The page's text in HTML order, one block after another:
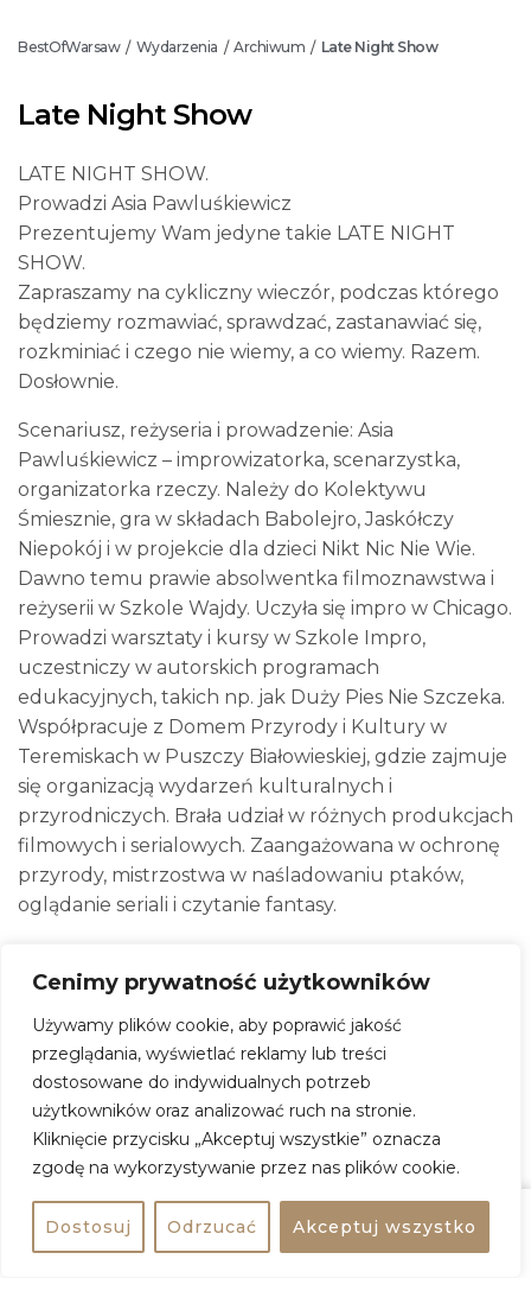
Cenimy prywatność użytkowników
Używamy plików cookie, aby poprawić jakość
przeglądania, wyświetlać reklamy lub treści
dostosowane do indywidualnych potrzeb
użytkowników oraz analizować ruch na stronie.
Kliknięcie przycisku „Akceptuj wszystkie” oznacza
zgodę na wykorzystywanie przez nas plików cookie.
Dostosuj Odrzucać Akceptuj wszystko
BestOfWarsaw / Wydarzenia / Archiwum / Late Night Show
Late Night Show
LATE NIGHT SHOW.
Prowadzi Asia Pawluśkiewicz
Prezentujemy Wam jedyne takie LATE NIGHT
SHOW.
Zapraszamy na cykliczny wieczór, podczas którego
będziemy rozmawiać, sprawdzać, zastanawiać się,
rozkminiać i czego nie wiemy, a co wiemy. Razem.
Dosłownie.
Scenariusz, reżyseria i prowadzenie: Asia
Pawluśkiewicz – improwizatorka, scenarzystka,
organizatorka rzeczy. Należy do Kolektywu
Śmiesznie, gra w składach Babolejro, Jaskółczy
Niepokój i w projekcie dla dzieci Nikt Nic Nie Wie.
Dawno temu prawie absolwentka filmoznawstwa i
reżyserii w Szkole Wajdy. Uczyła się impro w Chicago.
Prowadzi warsztaty i kursy w Szkole Impro,
uczestniczy w autorskich programach
edukacyjnych, takich np. jak Duży Pies Nie Szczeka.
Współpracuje z Domem Przyrody i Kultury w
Teremiskach w Puszczy Białowieskiej, gdzie zajmuje
się organizacją wydarzeń kulturalnych i
przyrodniczych. Brała udział w różnych produkcjach
filmowych i serialowych. Zaangażowana w ochronę
przyrody, mistrzostwa w naśladowaniu ptaków,
oglądanie seriali i czytanie fantasy.
Late Night Show
Kiedy:
24 marca 2026, godz. 20:00
Gdzie:barStudio
Adres:Pl. Defilad 1, 00-901 Warszawa
Wstęp: wydarzenie darmowe
ZOBACZ WIĘCEJ
bezpłatne Udostępnij